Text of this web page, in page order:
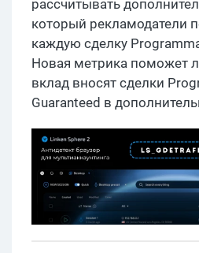
рассчитывать
который рекламодатели
каждую сделку
Новая метрика поможет
вклад вносят сделки
Guaranteed в